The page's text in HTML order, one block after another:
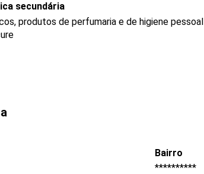
secundária
produtos de perfumaria e de higiene pessoal
Bairro
**********